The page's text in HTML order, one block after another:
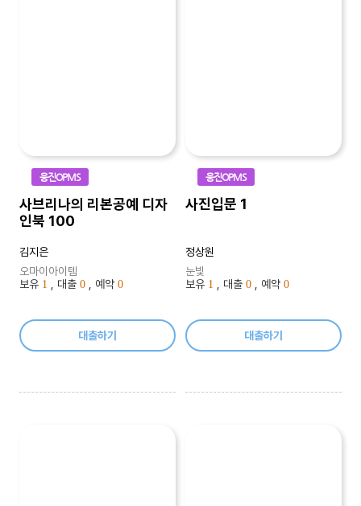
웅진OPMS
사브리나의 리본공예 디자
인북 100
김지은
오마이아이템
보유 1 , 대출 0 , 예약 0
대출하기
웅진OPMS
사진입문 1
정상원
눈빛
보유 1 , 대출 0 , 예약 0
대출하기